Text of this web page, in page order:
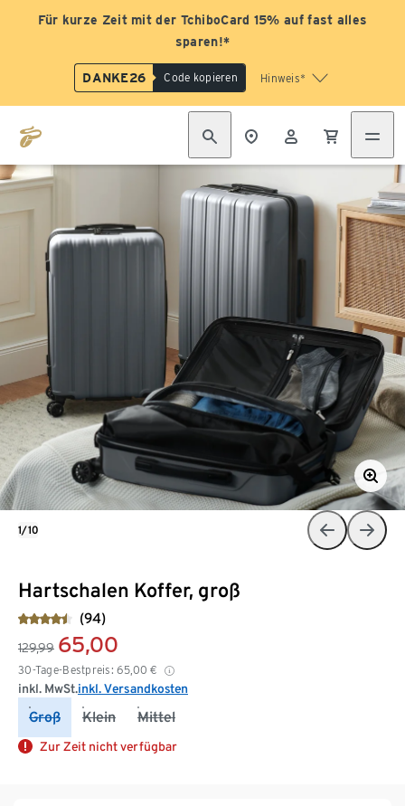
Für kurze Zeit mit der TchiboCard 15% auf fast alles
sparen!*
DANKE26 Code kopieren Hinweis*
Hartschalen Koffer, groß
(94)
129,99 65,00
30-Tage-Bestpreis: 65,00 €
inkl. MwSt.inkl. Versandkosten
Groß Klein Mittel
Zur Zeit nicht verfügbar
1/10